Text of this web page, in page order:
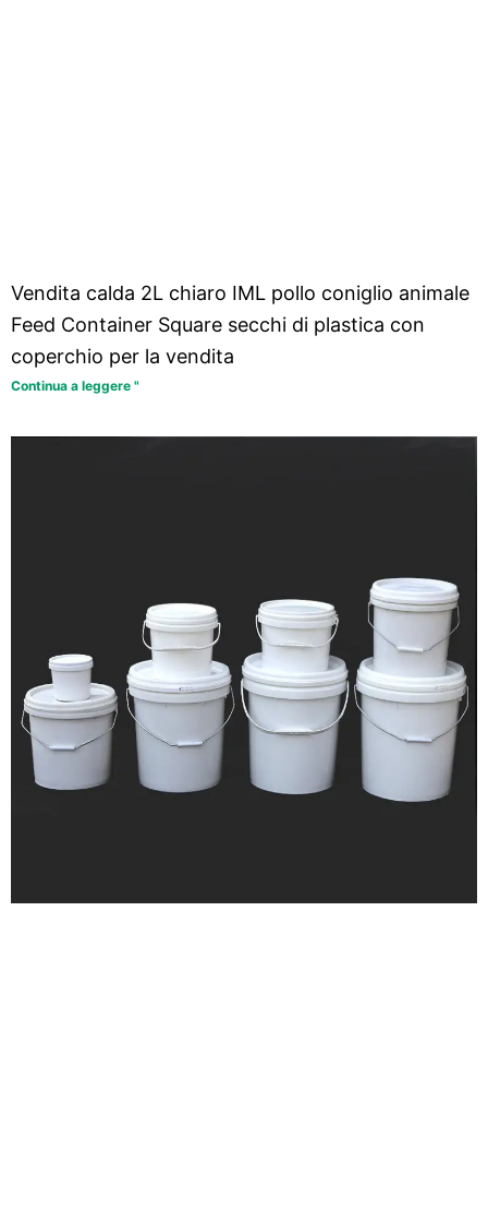
Vendita calda 2L chiaro IML pollo coniglio animale
Feed Container Square secchi di plastica con
coperchio per la vendita
Continua a leggere "